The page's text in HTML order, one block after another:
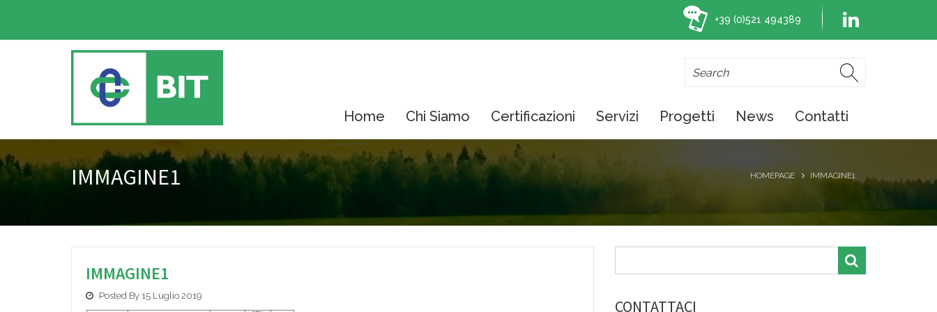
+39 (0)521 494389
Home Chi Siamo Certificazioni Servizi Progetti News Contatti
IMMAGINE1 HOMEPAGE IMMAGINE1
IMMAGINE1
Posted By 15 Luglio 2019
CONTATTACI